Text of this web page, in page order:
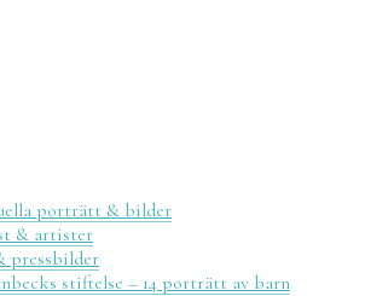
porträtt & bilder
& artister
pressbilder
stiftelse – 14 porträtt av barn